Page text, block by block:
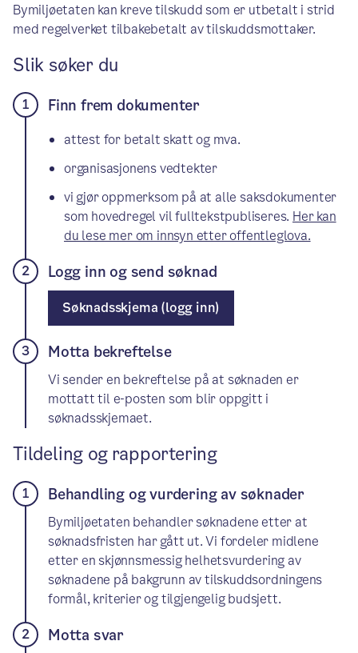
Bymiljøetaten kan kreve tilskudd som er utbetalt i strid
med regelverket tilbakebetalt av tilskuddsmottaker.
Slik søker du
Finn frem dokumenter
attest for betalt skatt og mva.
organisasjonens vedtekter
vi gjør oppmerksom på at alle saksdokumenter
som hovedregel vil fulltekstpubliseres. Her kan
du lese mer om innsyn etter offentleglova.
Logg inn og send søknad
Søknadsskjema (logg inn)
Motta bekreftelse
Vi sender en bekreftelse på at søknaden er
mottatt til e-posten som blir oppgitt i
søknadsskjemaet.
Tildeling og rapportering
Behandling og vurdering av søknader
Bymiljøetaten behandler søknadene etter at
søknadsfristen har gått ut. Vi fordeler midlene
etter en skjønnsmessig helhetsvurdering av
søknadene på bakgrunn av tilskuddsordningens
formål, kriterier og tilgjengelig budsjett.
Motta svar